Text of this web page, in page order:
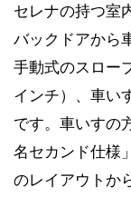
セレナの持つ室
バックドアから
手動式のスロー
インチ）、車い
です。車いすの
名セカンド仕様
のレイアウトか